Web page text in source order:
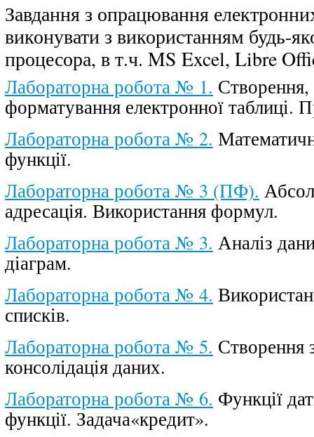
Завдання з опрацювання
виконувати з використанням будь-
процесора, в т.ч. MS Excel, Libre
Лабораторна робота № 1. Створення,
форматування електронної таблиці.
Лабораторна робота № 2.
функції.
Лабораторна робота № 3 (ПФ).
адресація. Використання формул.
Лабораторна робота № 3. Аналіз
діаграм.
Лабораторна робота № 4.
списків.
Лабораторна робота № 5. Створення
консолідація даних.
Лабораторна робота № 6. Функції
функції. Задача«кредит».